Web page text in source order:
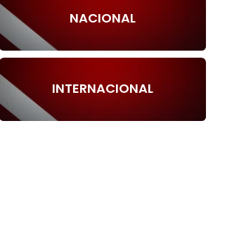
NACIONAL
INTERNACIONAL